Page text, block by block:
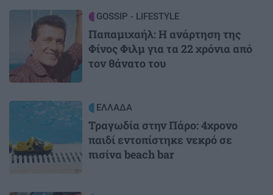
GOSSIP - LIFESTYLE
Παπαμιχαήλ: Η ανάρτηση της
Φίνος Φιλμ για τα 22 χρόνια από
τον θάνατο του
Image ΕΛΛΑΔΑ
Τραγωδία στην Πάρο: 4χρονο
παιδί εντοπίστηκε νεκρό σε
πισίνα beach bar